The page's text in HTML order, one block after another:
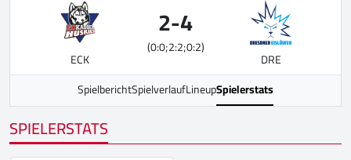
ECK
2-4
(0:0;2:2;0:2)
DRE
SpielberichtSpielverlaufLineupSpielerstats
SPIELERSTATS